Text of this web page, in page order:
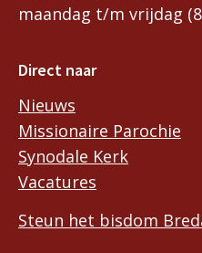
maandag t/m vrijdag
Direct naar
Nieuws
Missionaire Parochie
Synodale Kerk
Vacatures
Steun het bisdom